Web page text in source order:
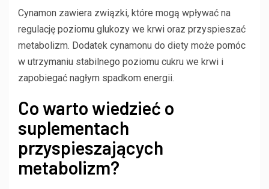
Cynamon zawiera związki, które mogą wpływać na
regulację poziomu glukozy we krwi oraz przyspieszać
metabolizm. Dodatek cynamonu do diety może pomóc
w utrzymaniu stabilnego poziomu cukru we krwi i
zapobiegać nagłym spadkom energii.
Co warto wiedzieć o
suplementach
przyspieszających
metabolizm?